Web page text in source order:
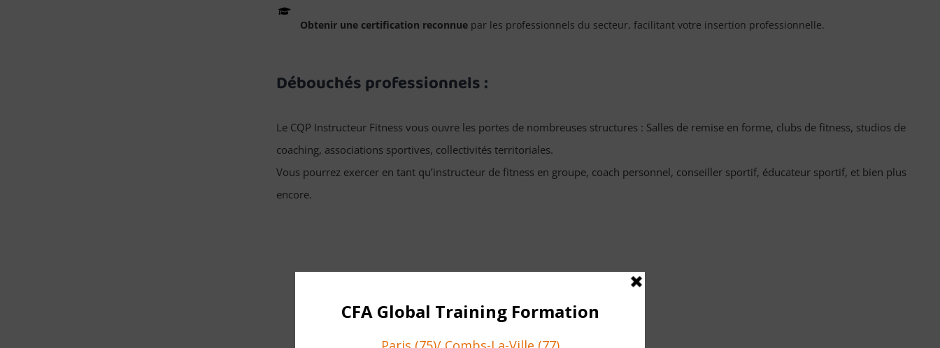
Obtenir une certification reconnuepar les professionnels du secteur, facilitant votre insertion professionnelle.
Débouchés professionnels :
Le CQP Instructeur Fitness vous ouvre les portes de nombreuses structures : Salles de remise en forme, clubs de fitness, studios de
coaching, associations sportives, collectivités territoriales.
Vous pourrez exercer en tant qu’instructeur de fitness en groupe, coach personnel, conseiller sportif, éducateur sportif, et bien plus
encore.